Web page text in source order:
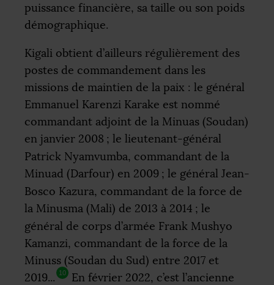
puissance financière, sa taille ou son poids
démographique.
Kigali obtient d’ailleurs régulièrement des
postes de commandement dans les
missions de maintien de la paix : le général
Emmanuel Karenzi Karake est nommé
commandant adjoint de la Minuas (Soudan)
en janvier 2008 ; le lieutenant-général
Patrick Nyamvumba, commandant de la
Minuad (Darfour) en 2009 ; le général Jean-
Bosco Kazura, commandant de la force de
la Minusma (Mali) de 2013 à 2014 ; le
général de corps d’armée Frank Mushyo
Kamanzi, commandant de la force de la
Minuss (Soudan du Sud) entre 2017 et
2019...
10
En février 2022, c’est l’ancienne